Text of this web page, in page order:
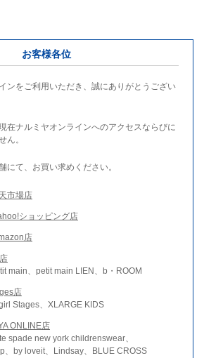
お客様各位
ンをご利用いただき、誠にありがとうござい
在ナルミヤオンラインへのアクセスならびに
ん。
にて、お買い求めください。
市場店
ショッピング店
店
main、petit main LIEN、b・ROOM
店
Stages、XLARGE KIDS
ONLINE店
spade new york childrenswear、
、by loveit、Lindsay、BLUE CROSS